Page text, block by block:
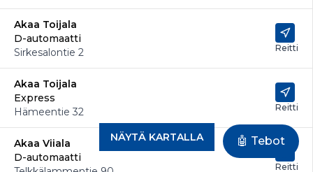
🤖 Tebot
Akaa Toijala
D-automaatti
Sirkesalontie 2
Reitti
Akaa Toijala
Express
Hämeentie 32
Reitti
Akaa Viiala
D-automaatti
Reitti
NÄYTÄ KARTALLA